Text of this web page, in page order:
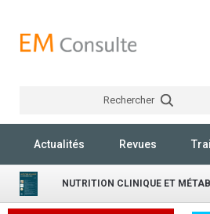
Rechercher
Actualités Revues
NUTRITION CLINIQUE ET